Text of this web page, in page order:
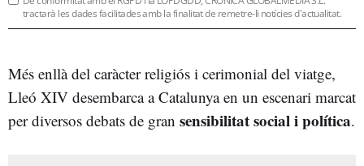
tractarà les dades facilitades amb la finalitat de remetre-li notícies d'actualitat.
Més enllà del caràcter religiós i cerimonial del viatge,
Lleó XIV desembarca a Catalunya en un escenari marcat
per diversos debats de gran sensibilitat social i política.